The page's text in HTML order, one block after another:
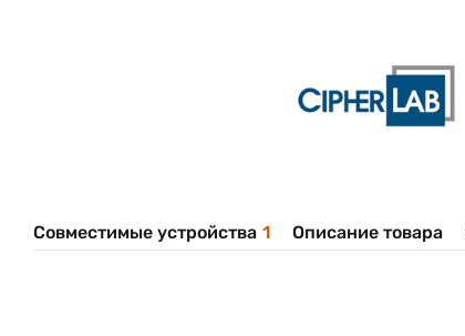
Совместимые устройства 1 Описание товара